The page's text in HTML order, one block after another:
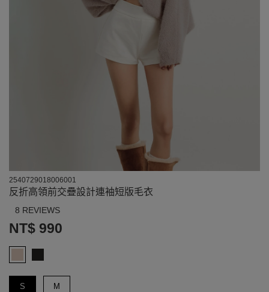
2540729018006001
反折高領前交疊設計連袖短版毛衣
8 REVIEWS
NT$ 990
S M